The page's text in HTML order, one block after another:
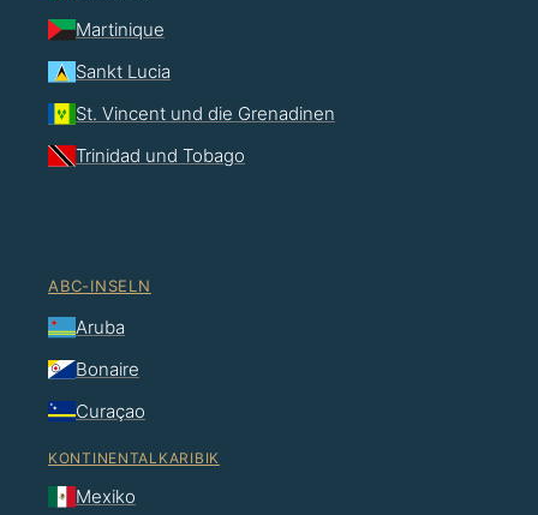
Martinique
Sankt Lucia
St. Vincent und die Grenadinen
Trinidad und Tobago
ABC-INSELN
Aruba
Bonaire
Curaçao
KONTINENTALKARIBIK
Mexiko